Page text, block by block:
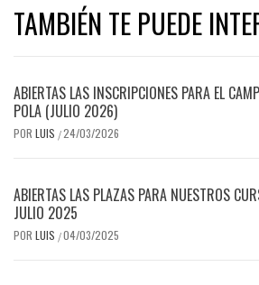
TAMBIÉN TE PUEDE
ABIERTAS LAS INSCRIPCIONES PARA EL
POLA (JULIO 2026)
POR LUIS /24/03/2026
ABIERTAS LAS PLAZAS PARA NUESTROS
JULIO 2025
POR LUIS /04/03/2025